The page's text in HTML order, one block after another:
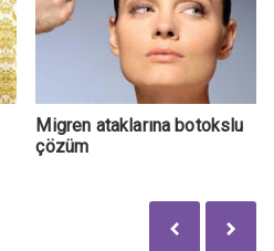
Migren ataklarına botokslu
çözüm